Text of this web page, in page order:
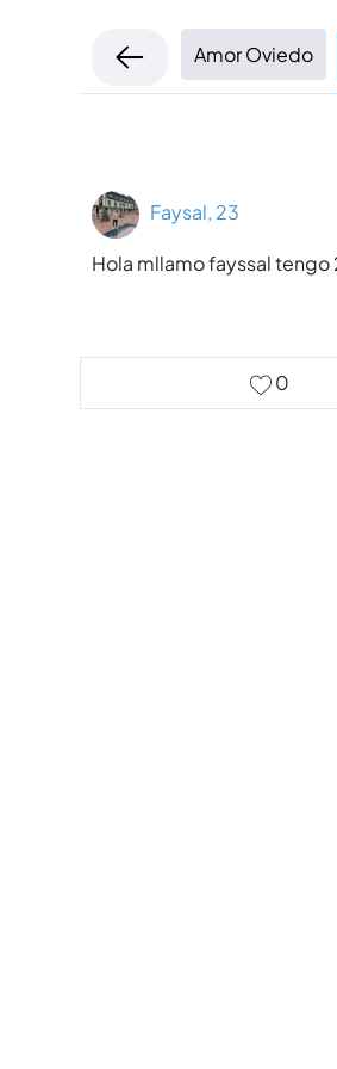
Amor Oviedo
Faysal, 23
Hola mllamo fayssal tengo
0